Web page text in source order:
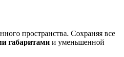
пространства. Сохраняя все
габаритами и уменьшенной